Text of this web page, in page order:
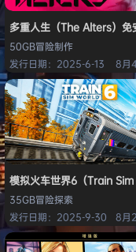
多重人生（The Alters）免
50GB冒险制作
发行日期：2025-6-13
8月
模拟火车世界6（Train
35GB冒险探索
发行日期：2025-9-30
8月